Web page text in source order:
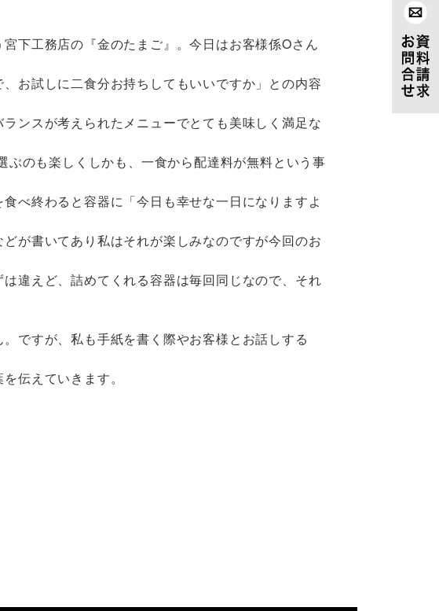
下工務店の『金のたまご』。今日はお客様係Oさん
お試しに二食分お持ちしてもいいですか」との内容
ンスが考えられたメニューでとても美味しく満足な
のも楽しくしかも、一食から配達料が無料という事
べ終わると容器に「今日も幸せな一日になりますよ
が書いてあり私はそれが楽しみなのですが今回のお
違えど、詰めてくれる容器は毎回同じなので、それ
ですが、私も手紙を書く際やお客様とお話しする
伝えていきます。